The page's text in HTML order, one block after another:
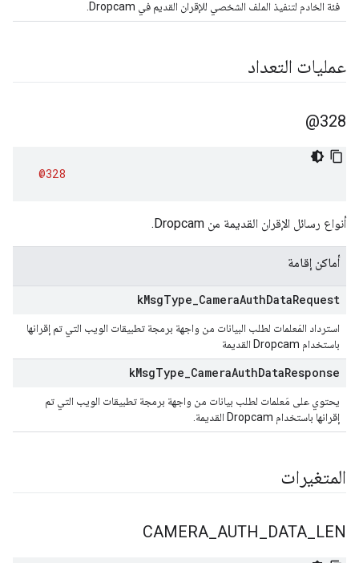
فئة الخادم لتنفيذ الملف الشخصي للإقران القديم في Dropcam.
عمليات التعداد
328@
@328
أنواع رسائل الإقران القديمة من Dropcam.
أماكن إقامة
kMsgType CameraAuthDataRequest
استرداد المَعلمات لطلب البيانات من واجهة برمجة تطبيقات الويب التي تم إقرانها
باستخدام Dropcam القديمة
kMsgType CameraAuthDataResponse
يحتوي على مَعلمات لطلب بيانات من واجهة برمجة تطبيقات الويب التي تم
إقرانها باستخدام Dropcam القديمة.
المتغيرات
CAMERA AUTH DATA LEN